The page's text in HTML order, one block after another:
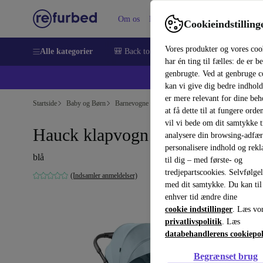
Vores produkter og vores
har én ting til fælles: de er
genbrugte. Ved at genbruge
kan vi give dig bedre
er mere relevant for dine
at få dette til at fungere
vil vi bede om dit samtykke
analysere din browsing-
personalisere indhold og
til dig – med første- og
tredjepartscookies.
med dit samtykke. Du kan til
enhver tid ændre dine
cookie indstillinger. Læs
privatlivspolitik. Læs
databehandlerens
Begrænset brug
Om os Hjælp
Alle kategorier 🎒 Back to school Smartphones
💻
Startside Baby og Børn Barnevogne & Klapvogne Klapvogne
Hauck klapvogn butik N Care
blå
(Indsamler anmeldelser)